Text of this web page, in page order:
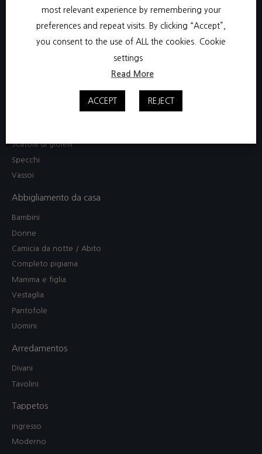
Via Arno, 100 , 50019, Osmannoro (Fi), Italy​
English
Français
Scatola di gioielli
Specchi
Vassoi
Abbigliamento da casa
Bambini
Donne
Camicia da notte / Abito
Completo pigiama
Mamma e figlia
Vestaglia
Pantofole
Uomini
Arredamentos
Divani
Tavolini
Tappetos
Ingresso
Moderno
most relevant experience by remembering your
preferences and repeat visits. By clicking “Accept”,
you consent to the use of ALL the cookies.
Cookie
settings
Read More
ACCEPT REJECT